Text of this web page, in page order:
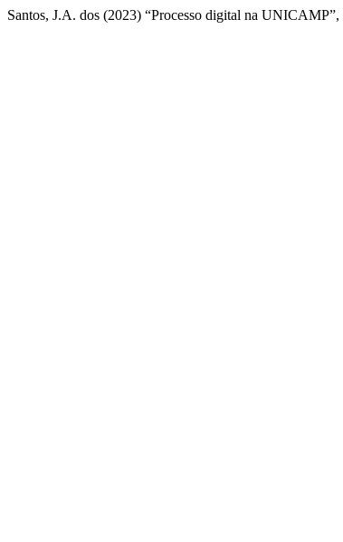
Santos, J.A. dos (2023) “Processo digital na UNICAMP”,